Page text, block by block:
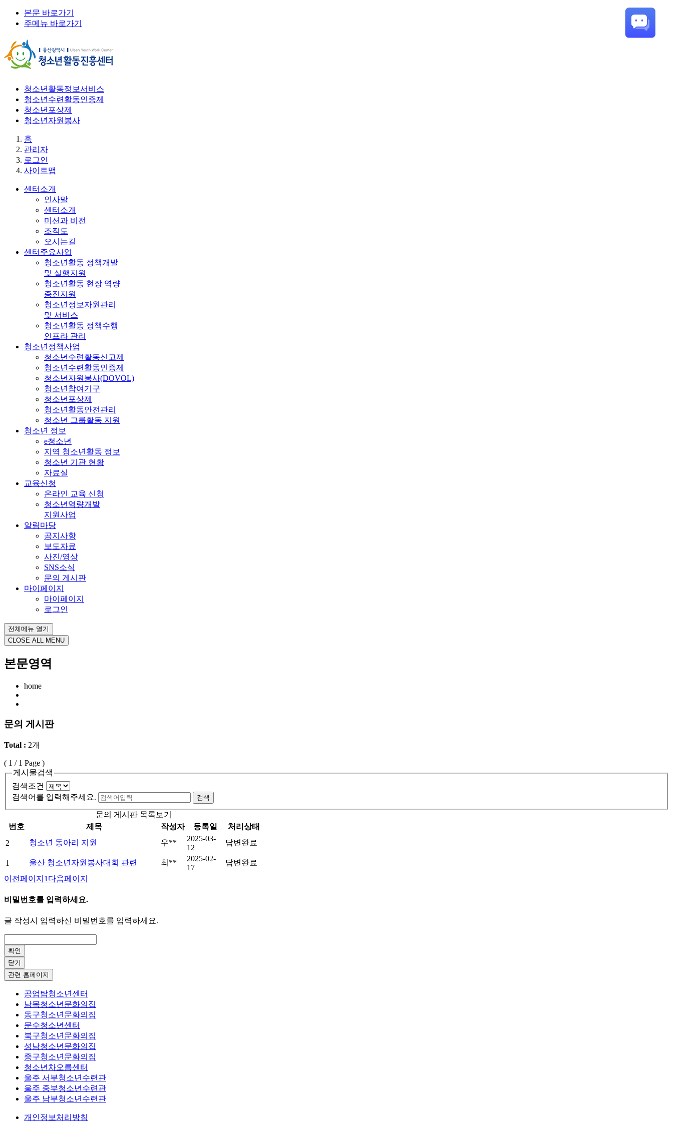
본문 바로가기
주메뉴 바로가기
청소년활동정보서비스
청소년수련활동인증제
청소년포상제
청소년자원봉사
홈
관리자
로그인
사이트맵
센터소개
인사말
센터소개
미션과 비전
조직도
오시는길
센터주요사업
청소년활동 정책개발
및 실행지원
청소년활동 현장 역량
증진지원
청소년정보자원관리
및 서비스
청소년활동 정책수행
인프라 관리
청소년정책사업
청소년수련활동신고제
청소년수련활동인증제
청소년자원봉사(DOVOL)
청소년참여기구
청소년포상제
청소년활동안전관리
청소년 그룹활동 지원
청소년 정보
e청소년
지역 청소년활동 정보
청소년 기관 현황
자료실
교육신청
온라인 교육 신청
청소년역량개발
지원사업
알림마당
공지사항
보도자료
사진/영상
SNS소식
문의 게시판
마이페이지
마이페이지
로그인
전체메뉴 열기
CLOSE ALL MENU
본문영역
home
문의 게시판
Total : 2개
( 1 / 1 Page )
게시물검색
검색조건
검색어를 입력해주세요.
검색
문의 게시판 목록보기
번호
제목 작성자 등록일
처리상태
2
청소년 동아리 지원 우**
2025-03-
12
답변완료
1 울산 청소년자원봉사대회 관련 최**
2025-02-
17
답변완료
이전페이지 1 다음페이지
비밀번호를 입력하세요.
글 작성시 입력하신 비밀번호를 입력하세요.
확인
닫기
관련 홈페이지
공업탑청소년센터
남목청소년문화의집
동구청소년문화의집
문수청소년센터
북구청소년문화의집
성남청소년문화의집
중구청소년문화의집
청소년차오름센터
울주 서부청소년수련관
울주 중부청소년수련관
울주 남부청소년수련관
개인정보처리방침